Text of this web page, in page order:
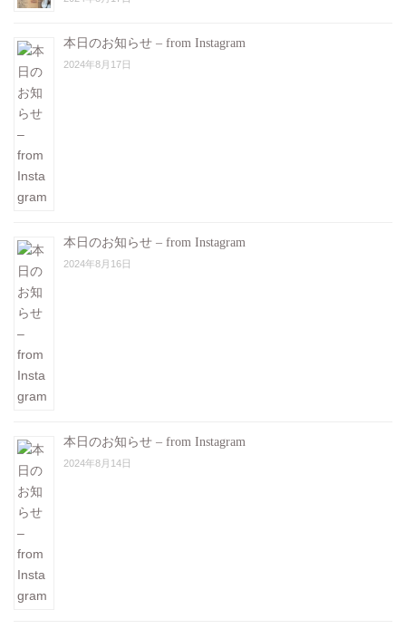
本日のお知らせ – from Instagram
2024年8月17日
本日のお知らせ – from Instagram
2024年8月16日
本日のお知らせ – from Instagram
2024年8月14日